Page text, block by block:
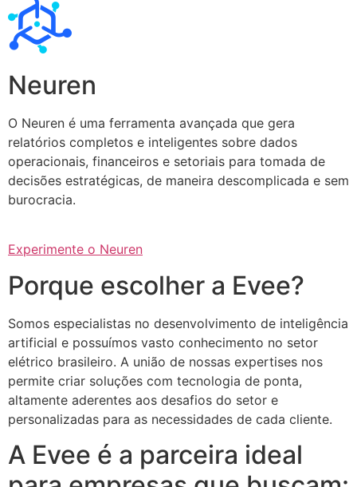
Neuren
O Neuren é uma ferramenta avançada que gera
relatórios completos e inteligentes sobre dados
operacionais, financeiros e setoriais para tomada de
decisões estratégicas, de maneira descomplicada e sem
burocracia.
Experimente o Neuren
Porque escolher a Evee?
Somos especialistas no desenvolvimento de inteligência
artificial e possuímos vasto conhecimento no setor
elétrico brasileiro. A união de nossas expertises nos
permite criar soluções com tecnologia de ponta,
altamente aderentes aos desafios do setor e
personalizadas para as necessidades de cada cliente.
A Evee é a parceira ideal